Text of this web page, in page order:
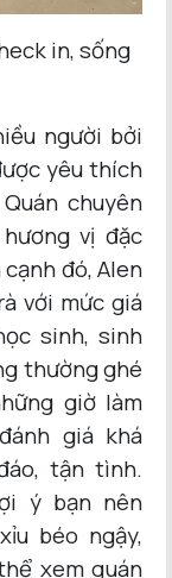
in, sống
người bởi
yêu thích
chuyên
vị đặc
đó, Alen
với mức giá
sinh, sinh
thường ghé
giờ làm
giá khá
tận tình.
ý bạn nên
béo ngậy,
xem quán